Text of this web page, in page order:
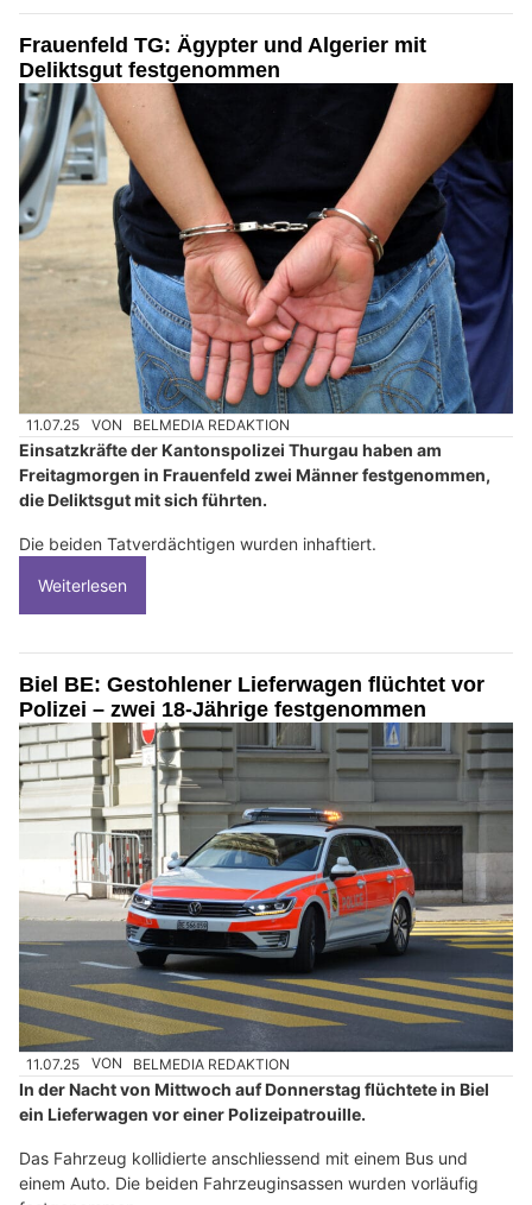
Frauenfeld TG: Ägypter und Algerier mit
Deliktsgut festgenommen
11.07.25 VON BELMEDIA REDAKTION
Einsatzkräfte der Kantonspolizei Thurgau haben am
Freitagmorgen in Frauenfeld zwei Männer festgenommen,
die Deliktsgut mit sich führten.
Die beiden Tatverdächtigen wurden inhaftiert.
Weiterlesen
Biel BE: Gestohlener Lieferwagen flüchtet vor
Polizei – zwei 18-Jährige festgenommen
11.07.25 VON BELMEDIA REDAKTION
In der Nacht von Mittwoch auf Donnerstag flüchtete in Biel
ein Lieferwagen vor einer Polizeipatrouille.
Das Fahrzeug kollidierte anschliessend mit einem Bus und
einem Auto. Die beiden Fahrzeuginsassen wurden vorläufig